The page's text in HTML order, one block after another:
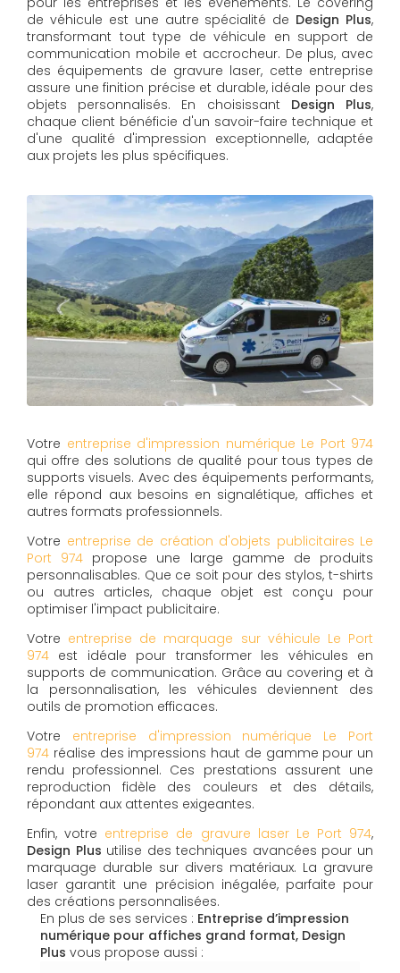
de véhicule est une autre spécialité de Design Plus,
transformant tout type de véhicule en support de
communication mobile et accrocheur. De plus, avec
des équipements de gravure laser, cette entreprise
assure une finition précise et durable, idéale pour des
objets personnalisés. En choisissant Design Plus,
chaque client bénéficie d'un savoir-faire technique et
d'une qualité d'impression exceptionnelle, adaptée
aux projets les plus spécifiques.
Votre entreprise d'impression numérique Le Port 974
qui offre des solutions de qualité pour tous types de
supports visuels. Avec des équipements performants,
elle répond aux besoins en signalétique, affiches et
autres formats professionnels.
Votre entreprise de création d'objets publicitaires Le
Port 974 propose une large gamme de produits
personnalisables. Que ce soit pour des stylos, t-shirts
ou autres articles, chaque objet est conçu pour
optimiser l'impact publicitaire.
Votre entreprise de marquage sur véhicule Le Port
974 est idéale pour transformer les véhicules en
supports de communication. Grâce au covering et à
la personnalisation, les véhicules deviennent des
outils de promotion efficaces.
Votre entreprise d'impression numérique Le Port
974 réalise des impressions haut de gamme pour un
rendu professionnel. Ces prestations assurent une
reproduction fidèle des couleurs et des détails,
répondant aux attentes exigeantes.
Enfin, votre entreprise de gravure laser Le Port 974,
Design Plus utilise des techniques avancées pour un
marquage durable sur divers matériaux. La gravure
laser garantit une précision inégalée, parfaite pour
des créations personnalisées.
En plus de ses services : Entreprise d’impression
numérique pour affiches grand format, Design
Plus vous propose aussi :